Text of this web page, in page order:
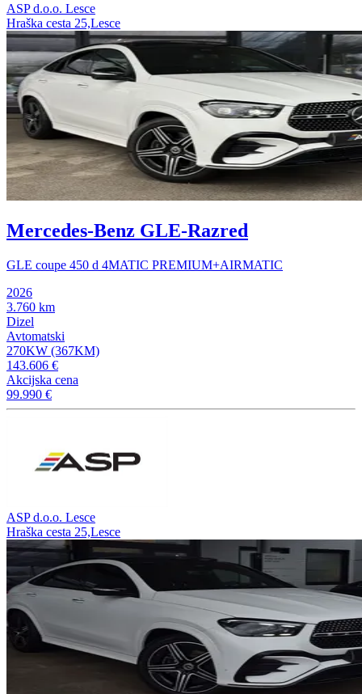
ASP d.o.o. Lesce
Hraška cesta 25,Lesce
Mercedes-Benz GLE-Razred
GLE coupe 450 d 4MATIC PREMIUM+AIRMATIC
2026
3.760 km
Dizel
Avtomatski
270KW (367KM)
143.606 €
Akcijska cena
99.990 €
ASP d.o.o. Lesce
Hraška cesta 25,Lesce